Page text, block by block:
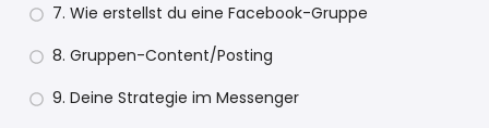
7. Wie erstellst du eine Facebook-Gruppe
8. Gruppen-Content/Posting
9. Deine Strategie im Messenger